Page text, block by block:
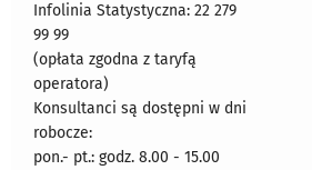
Infolinia Statystyczna: 22 279
99 99
(opłata zgodna z taryfą
operatora)
Konsultanci są dostępni w dni
robocze:
pon.- pt.: godz. 8.00 - 15.00